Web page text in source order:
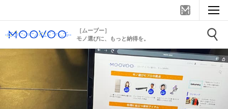
［ムーブー］
モノ選びに、もっと納得を。